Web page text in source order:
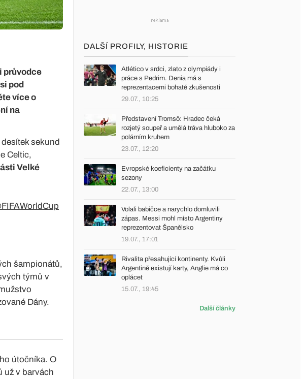
průvodce
pod
více o
na
sekund
Celtic,
Velké
šampionátů,
týmů v
Dány.
útočníka. O
už v barvách
DALŠÍ PROFILY, HISTORIE
Atlético v srdci, zlato z olympiády i
práce s Pedrim. Denia má s
reprezentacemi bohaté zkušenosti
29.07., 10:25
Představení Tromsö: Hradec čeká
rozjetý soupeř a umělá tráva hluboko za
polárním kruhem
23.07., 12:20
Evropské koeficienty na začátku
sezony
22.07., 13:00
Volali babičce a narychlo domluvili
zápas. Messi mohl místo Argentiny
reprezentovat Španělsko
19.07., 17:01
Rivalita přesahující kontinenty. Kvůli
Argentině existují karty, Anglie má co
oplácet
15.07., 19:45
Další články